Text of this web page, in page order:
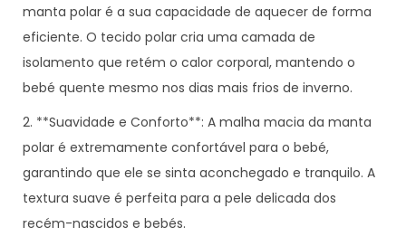
manta polar é a sua capacidade de aquecer de forma
eficiente. O tecido polar cria uma camada de
isolamento que retém o calor corporal, mantendo o
bebé quente mesmo nos dias mais frios de inverno.
2. **Suavidade e Conforto**: A malha macia da manta
polar é extremamente confortável para o bebé,
garantindo que ele se sinta aconchegado e tranquilo. A
textura suave é perfeita para a pele delicada dos
recém-nascidos e bebés.